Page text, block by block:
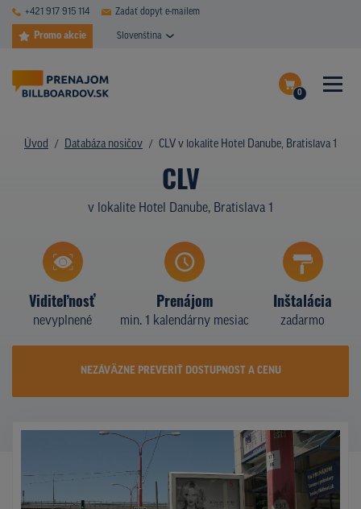
+421 917 915 114 Zadať dopyt e-mailem
Promo akcie Slovenština
0
Dokončiť dopyt
Zobraziť nosiče na mape
DATABÁZA NOSIČOV
PLOCHY V AKCII
TYPY NOSIČOV
Z PRAXE
Úvod Databáza nosičov CLV v lokalite Hotel Danube, Bratislava 1
CLV
v lokalite Hotel Danube, Bratislava 1
Viditeľnosť
nevyplnené
Prenájom
min. 1 kalendárny mesiac
Inštalácia
zadarmo
NEZÁVÄZNE PREVERIŤ DOSTUPNOST A CENU